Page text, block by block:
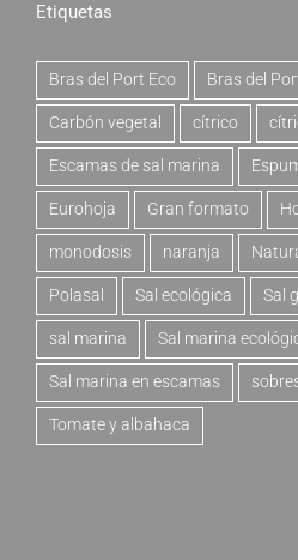
Etiquetas
Bras del Port Eco Bras del
Carbón vegetal cítrico
Escamas de sal marina
Eurohoja Gran formato
monodosis naranja
Polasal Sal ecológica Sal
sal marina Sal marina
Sal marina en escamas
Tomate y albahaca